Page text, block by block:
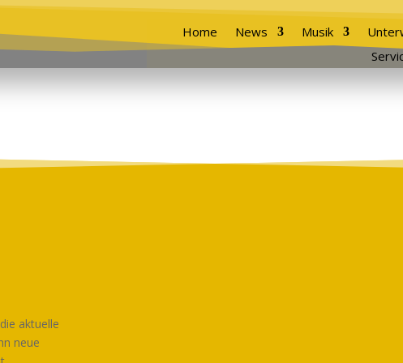
Home News Musik
aktuelle
neue